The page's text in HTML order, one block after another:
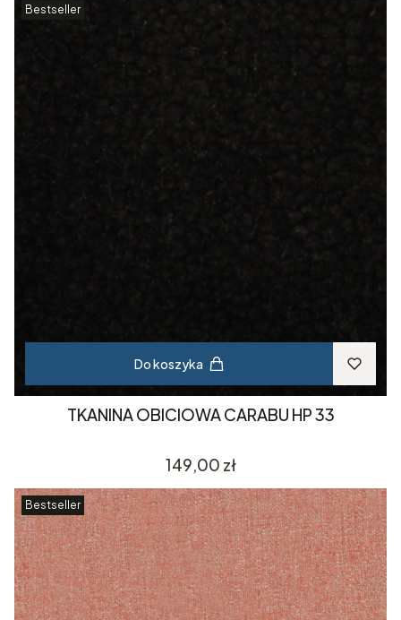
Bestseller
Do koszyka
TKANINA OBICIOWA CARABU HP 33
Cena
149,00 zł
Bestseller